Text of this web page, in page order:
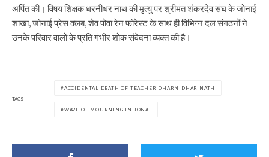
अर्पित की। विषय शिक्षक धरनीधर नाथ की मृत्यु पर श्रीमंत शंकरदेव संघ के जोनाई
शाखा, जोनाई प्रेस क्लब, शेव पोवा रेन फोरेस्ट के साथ ही विभिन्न दल संगठनों ने
उनके परिवार वालों के प्रति गंभीर शोक संवेदना व्यक्त की है।
TAGS
ACCIDENTAL DEATH OF TEACHER DHARNIDHAR NATH
WAVE OF MOURNING IN JONAI